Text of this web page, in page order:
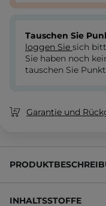
Tauschen Sie
loggen Sie sich
Sie haben noch
tauschen Sie
Garantie und
INHALTSSTOFFE